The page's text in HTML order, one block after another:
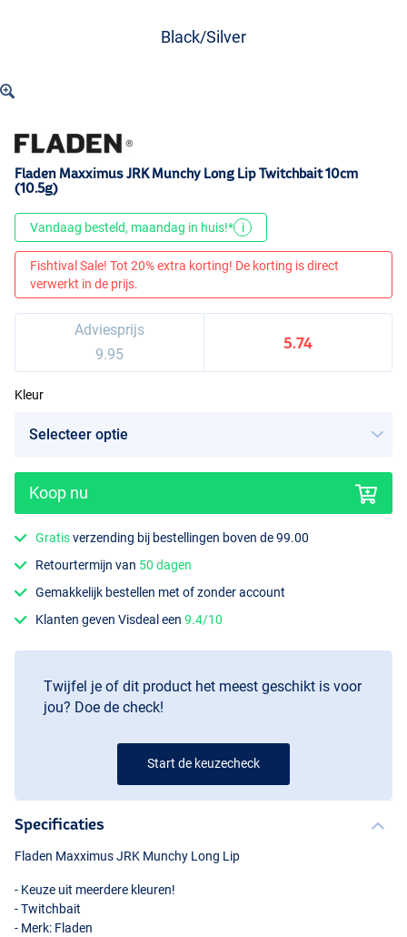
Black/Silver
Blue/Silver
Fladen Maxximus JRK Munchy Long Lip Twitchbait 10cm
(10.5g)
Vandaag besteld, maandag in huis!* i
Fishtival Sale! Tot 20% extra korting! De korting is direct
verwerkt in de prijs.
Adviesprijs
9.95
5.74
Kleur
Koop nu
Gratisverzending bij bestellingen boven de 99.00
Retourtermijn van 50 dagen
Gemakkelijk bestellen met of zonder account
Klanten geven Visdeal een9.4/10
Twijfel je of dit product het meest geschikt is voor
jou? Doe de check!
Start de keuzecheck
Specificaties
Fladen MaxximusJRK Munchy Long Lip
- Keuze uit meerdere kleuren!
- Twitchbait
- Merk: Fladen